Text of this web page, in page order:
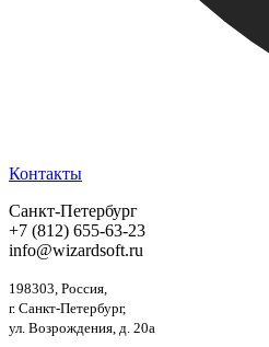
Контакты
Санкт-Петербург
+7 (812) 655-63-23
info@wizardsoft.ru
198303, Россия,
г. Санкт-Петербург,
ул. Возрождения, д. 20а